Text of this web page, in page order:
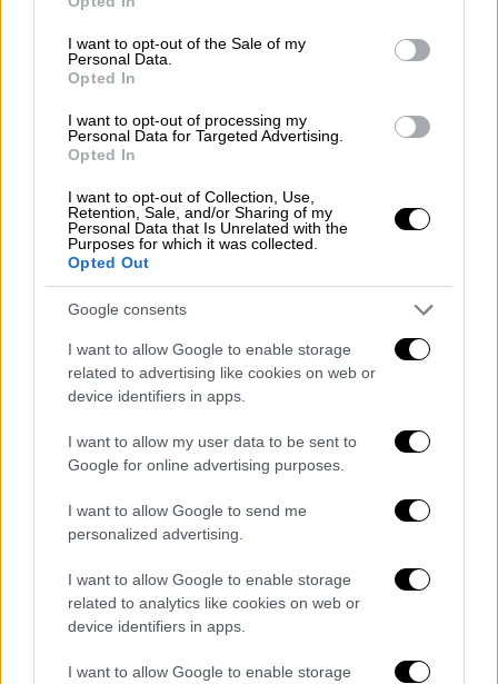
use your data for below specified purposes in below Google
consent section.
I want to opt-out of the Sale of my
Personal Data.
Opted In
I want to opt-out of processing my
Personal Data for Targeted Advertising.
Opted In
I want to opt-out of Collection, Use,
Retention, Sale, and/or Sharing of my
Personal Data that Is Unrelated with the
Purposes for which it was collected.
Opted Out
Google consents
I want to allow Google to enable storage
related to advertising like cookies on web or
device identifiers in apps.
I want to allow my user data to be sent to
Google for online advertising purposes.
I want to allow Google to send me
personalized advertising.
I want to allow Google to enable storage
related to analytics like cookies on web or
device identifiers in apps.
I want to allow Google to enable storage